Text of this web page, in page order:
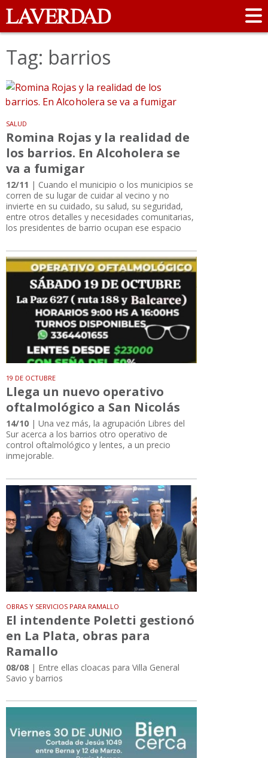
Tag: barrios
SALUD
Romina Rojas y la realidad de
los barrios. En Alcoholera se
va a fumigar
12/11 | Cuando el municipio o los municipios se
corren de su lugar de cuidar al vecino y no
invierte en su cuidado, su salud, su seguridad,
entre otros detalles y necesidades comunitarias,
los presidentes de barrio ocupan ese espacio
19 DE OCTUBRE
Llega un nuevo operativo
oftalmológico a San Nicolás
14/10 | Una vez más, la agrupación Libres del
Sur acerca a los barrios otro operativo de
control oftalmológico y lentes, a un precio
inmejorable.
OBRAS Y SERVICIOS PARA RAMALLO
El intendente Poletti gestionó
en La Plata, obras para
Ramallo
08/08 | Entre ellas cloacas para Villa General
Savio y barrios